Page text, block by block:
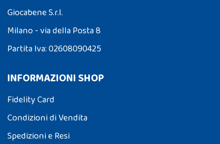
Giocabene S.r.l.
Milano - via della Posta 8
Partita Iva: 02608090425
INFORMAZIONI SHOP
Fidelity Card
Condizioni di Vendita
Spedizioni e Resi